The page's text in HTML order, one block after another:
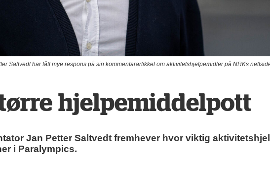
Saltvedt har fått mye respons på sin kommentarartikkel om aktivitetshjelpemidler på NRKs
hjelpemiddelpott
Jan Petter Saltvedt fremhever hvor viktig
i Paralympics.